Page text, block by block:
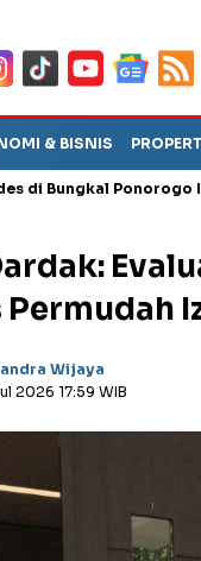
& BISNIS
Ponorogo Ini
Permudah
Wijaya
2026 17:59 WIB